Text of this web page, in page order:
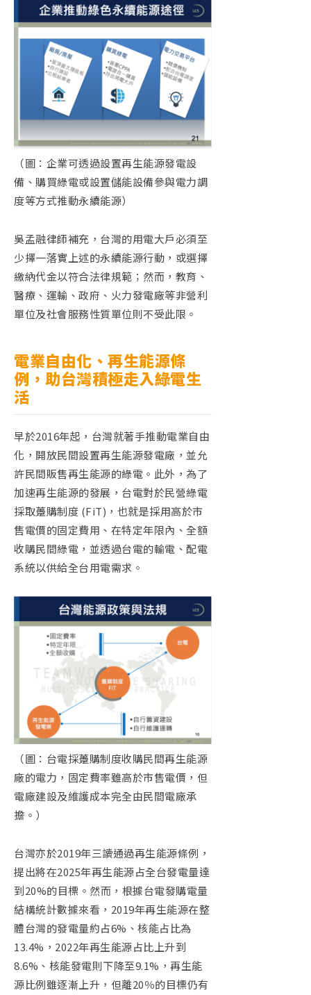
（圖：企業可透過設置再生能源發電設
備、購買綠電或設置儲能設備參與電力調
度等方式推動永續能源）
吳孟融律師補充，台灣的用電大戶必須至
少擇一落實上述的永續能源行動，或選擇
繳納代金以符合法律規範；然而，教育、
醫療、運輸、政府、火力發電廠等非營利
單位及社會服務性質單位則不受此限。
電業自由化、再生能源條
例，助台灣積極走入綠電生
活
早於2016年起，台灣就著手推動電業自由
化，開放民間設置再生能源發電廠，並允
許民間販售再生能源的綠電。此外，為了
加速再生能源的發展，台電對於民營綠電
採取躉購制度 (FiT) ，也就是採用高於市
售電價的固定費用、在特定年限內、全額
收購民間綠電，並透過台電的輸電、配電
系統以供給全台用電需求。
（圖：台電採躉購制度收購民間再生能源
廠的電力，固定費率雖高於市售電價，但
電廠建設及維護成本完全由民間電廠承
擔。）
台灣亦於2019年三讀通過再生能源條例，
提出將在2025年再生能源占全台發電量達
到20%的目標。然而，根據台電發購電量
結構統計數據來看， 2019年再生能源在整
體台灣的發電量約占6% 、核能占比為
13.4% ， 2022年再生能源占比上升到
8.6% 、核能發電則下降至9.1% ，再生能
源比例雖逐漸上升，但離20％的目標仍有